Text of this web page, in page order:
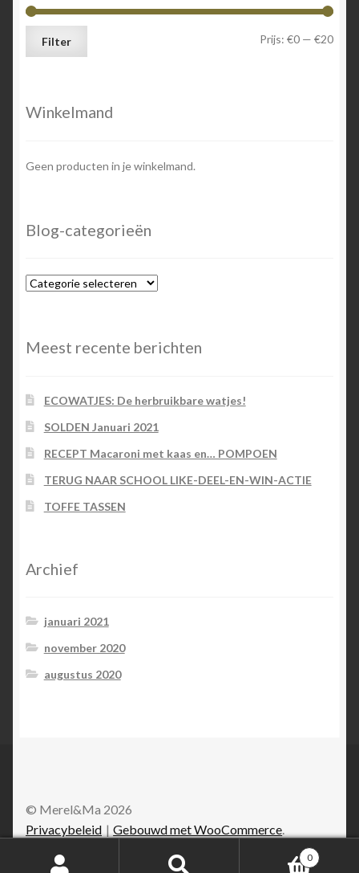
Min.
Max.
Filter Prijs: €0 — €20
Winkelmand
Geen producten in je winkelmand.
Blog-categorieën
Blog-
Meest recente berichten
ECOWATJES: De herbruikbare watjes!
SOLDEN Januari 2021
RECEPT Macaroni met kaas en… POMPOEN
TERUG NAAR SCHOOL LIKE-DEEL-EN-WIN-ACTIE
TOFFE TASSEN
Archief
januari 2021
november 2020
augustus 2020
© Merel&Ma 2026
Privacybeleid
Gebouwd met WooCommerce
0